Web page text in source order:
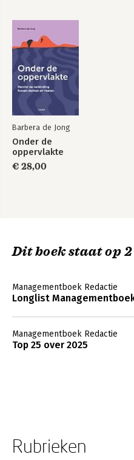
Barbera de Jong
Onder de
oppervlakte
€ 28,00
Dit boek staat op
Managementboek Redactie
Longlist
Managementboek Redactie
Top 25 over 2025
Rubrieken